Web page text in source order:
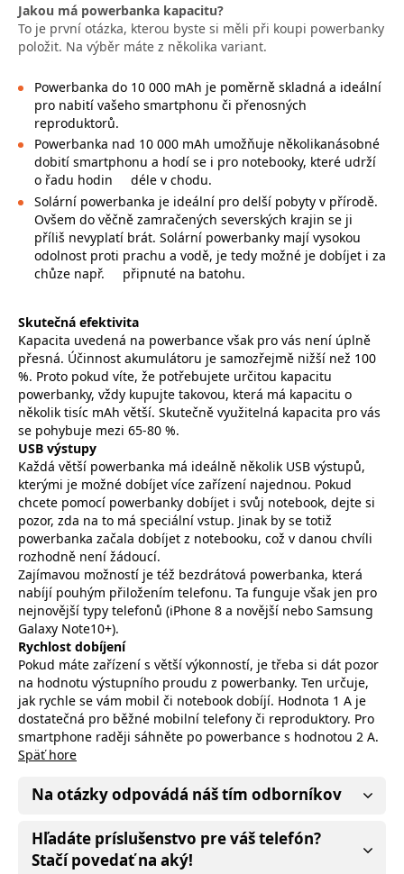
Jakou má powerbanka kapacitu?
To je první otázka, kterou byste si měli při koupi powerbanky
položit. Na výběr máte z několika variant.
Powerbanka do 10 000 mAh je poměrně skladná a ideální
pro nabití vašeho smartphonu či přenosných
reproduktorů.
Powerbanka nad 10 000 mAh umožňuje několikanásobné
dobití smartphonu a hodí se i pro notebooky, které udrží
o řadu hodin
déle v chodu.
Solární powerbanka je ideální pro delší pobyty v přírodě.
Ovšem do věčně zamračených severských krajin se ji
příliš nevyplatí brát. Solární powerbanky mají vysokou
odolnost proti prachu a vodě, je tedy možné je dobíjet i za
chůze např.
připnuté na batohu.
Skutečná efektivita
Kapacita uvedená na powerbance však pro vás není úplně
přesná. Účinnost akumulátoru je samozřejmě nižší než 100
%. Proto pokud víte, že potřebujete určitou kapacitu
powerbanky, vždy kupujte takovou, která má kapacitu o
několik tisíc mAh větší. Skutečně využitelná kapacita pro vás
se pohybuje mezi 65-80 %.
USB výstupy
Každá větší powerbanka má ideálně několik USB výstupů,
kterými je možné dobíjet více zařízení najednou. Pokud
chcete pomocí powerbanky dobíjet i svůj notebook, dejte si
pozor, zda na to má speciální vstup. Jinak by se totiž
powerbanka začala dobíjet z notebooku, což v danou chvíli
rozhodně není žádoucí.
Zajímavou možností je též bezdrátová powerbanka, která
nabíjí pouhým přiložením telefonu. Ta funguje však jen pro
nejnovější typy telefonů (iPhone 8 a novější nebo Samsung
Galaxy Note10+).
Rychlost dobíjení
Pokud máte zařízení s větší výkonností, je třeba si dát pozor
na hodnotu výstupního proudu z powerbanky. Ten určuje,
jak rychle se vám mobil či notebook dobíjí. Hodnota 1 A je
dostatečná pro běžné mobilní telefony či reproduktory. Pro
smartphone raději sáhněte po powerbance s hodnotou 2 A.
Späť hore
Na otázky odpovádá náš tím odborníkov
Hľadáte príslušenstvo pre váš telefón?
Stačí povedať na aký!